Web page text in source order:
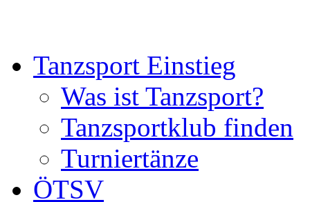
Tanzsport Einstieg
Was ist Tanzsport?
Tanzsportklub finden
Turniertänze
ÖTSV